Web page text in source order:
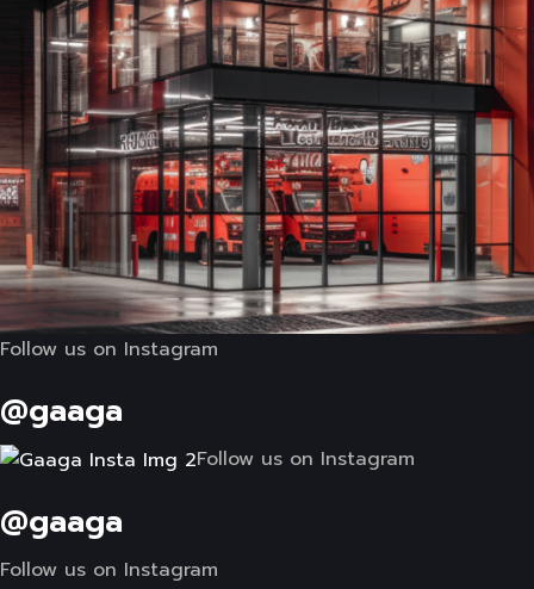
Follow us on Instagram
@gaaga
Follow us on Instagram
@gaaga
Follow us on Instagram